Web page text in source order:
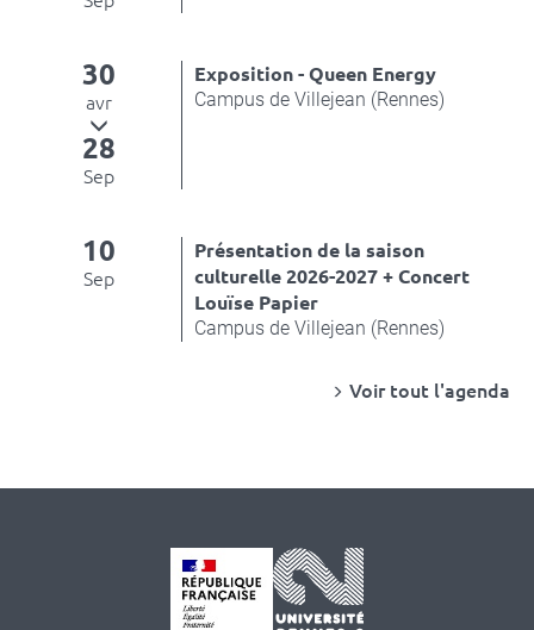
30
avr
28
Sep
Exposition - Queen Energy
Campus de Villejean (Rennes)
10
Sep
Présentation de la saison
culturelle 2026-2027 + Concert
Louïse Papier
Campus de Villejean (Rennes)
Voir tout l'agenda